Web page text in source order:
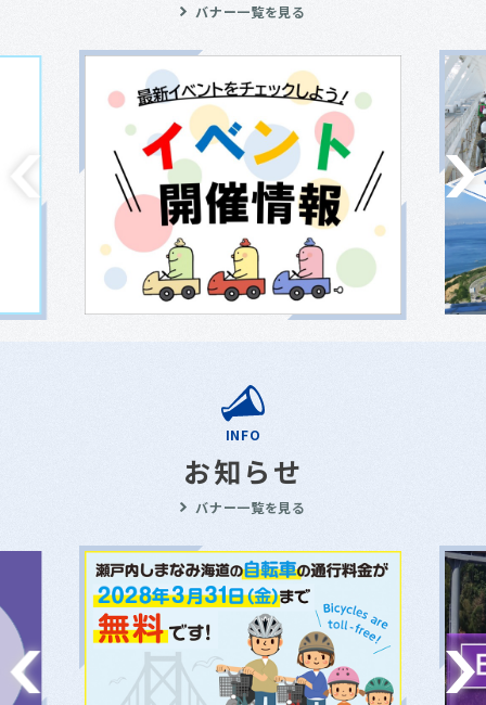
バナー一覧を見る
INFO
お知らせ
バナー一覧を見る